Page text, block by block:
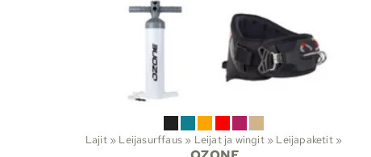
Lajit ‪» Leijasurffaus ‪» Leijat ja wingit ‪» Leijapaketit ‪»